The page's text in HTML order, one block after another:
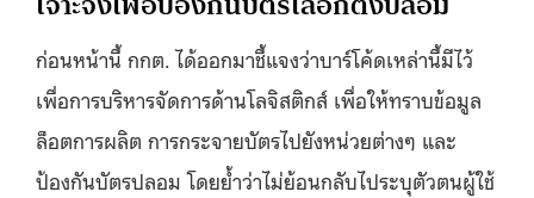
ก่อนหน้านี้ กกต. ได้ออกมาชี้แจงว่าบาร์โค้ดเหล่านี้มีไว้
เพื่อการบริหารจัดการด้านโลจิสติกส์ เพื่อให้ทราบข้อมูล
ล็อตการผลิต การกระจายบัตรไปยังหน่วยต่างๆ และ
ป้องกันบัตรปลอม โดยย้ำว่าไม่ย้อนกลับไประบุตัวตนผู้ใช้